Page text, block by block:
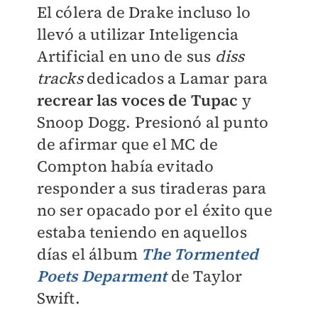
El cólera de Drake incluso lo
llevó a utilizar Inteligencia
Artificial en uno de sus diss
tracksdedicados a Lamar para
recrear las voces de Tupac y
Snoop Dogg. Presionó al punto
de afirmar que el MC de
Compton había evitado
responder a sus tiraderas para
no ser opacado por el éxito que
estaba teniendo en aquellos
días el álbum The Tormented
Poets Deparmentde Taylor
Swift.